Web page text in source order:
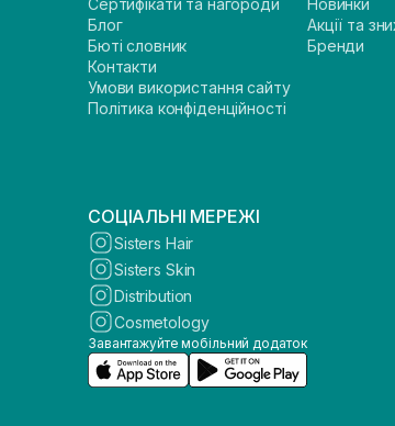
Сертифікати та нагороди
Блог
Бюті словник
Контакти
Умови використання сайту
Політика конфіденційності
Новинки
Акції та
Бренди
СОЦІАЛЬНІ МЕРЕЖІ
Sisters Hair
Sisters Skin
Distribution
Cosmetology
Завантажуйте мобільний додаток